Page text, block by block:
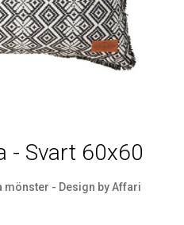
- Svart 60x60
mönster - Design by Affari